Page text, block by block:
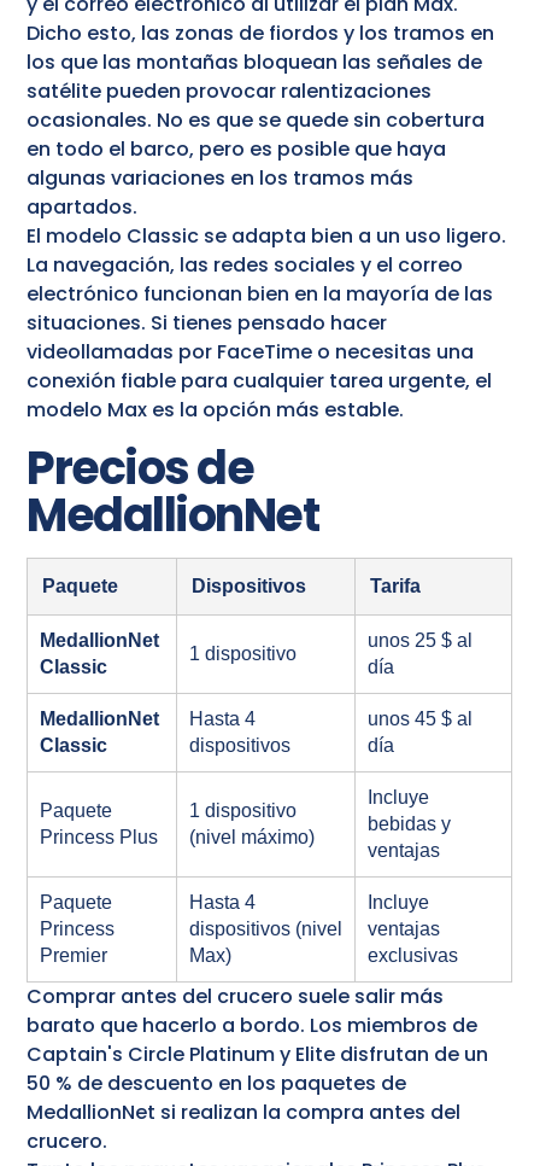
Dicho esto, las zonas de fiordos y los tramos en
los que las montañas bloquean las señales de
satélite pueden provocar ralentizaciones
ocasionales. No es que se quede sin cobertura
en todo el barco, pero es posible que haya
algunas variaciones en los tramos más
apartados.
El modelo Classic se adapta bien a un uso ligero.
La navegación, las redes sociales y el correo
electrónico funcionan bien en la mayoría de las
situaciones. Si tienes pensado hacer
videollamadas por FaceTime o necesitas una
conexión fiable para cualquier tarea urgente, el
modelo Max es la opción más estable.
Precios de
MedallionNet
Paquete Dispositivos Tarifa
MedallionNet
Classic
1 dispositivo
unos 25 $ al
día
MedallionNet
Classic
Hasta 4
dispositivos
unos 45 $ al
día
Paquete
Princess Plus
1 dispositivo
(nivel máximo)
Incluye
bebidas y
ventajas
Paquete
Princess
Premier
Hasta 4
dispositivos (nivel
Max)
Incluye
ventajas
exclusivas
Comprar antes del crucero suele salir más
barato que hacerlo a bordo. Los miembros de
Captain's Circle Platinum y Elite disfrutan de un
50 % de descuento en los paquetes de
MedallionNet si realizan la compra antes del
crucero.